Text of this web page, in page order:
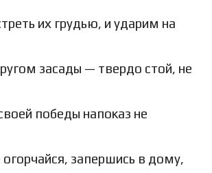
их грудью, и ударим на
засады — твердо стой, не
победы напоказ не
запершись в дому,